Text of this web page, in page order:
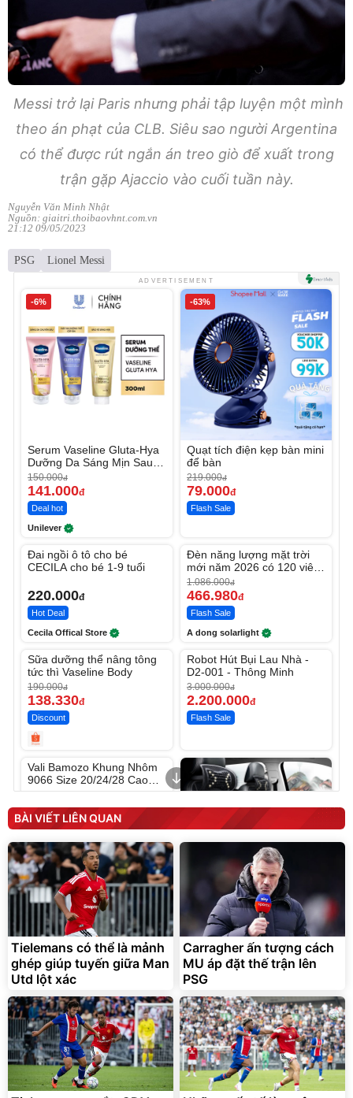
Messi trở lại Paris nhưng phải tập luyện một mình
theo án phạt của CLB. Siêu sao người Argentina
có thể được rút ngắn án treo giò để xuất trong
trận gặp Ajaccio vào cuối tuần này.
Nguyễn Văn Minh Nhật
Nguồn: giaitri.thoibaovhnt.com.vn
21:12 09/05/2023
PSG Lionel Messi
ADVERTISEMENT
-6%
Serum Vaseline Gluta-Hya
Dưỡng Da Sáng Mịn Sau 7
Ngày
150.000đ
141.000đ
Deal hot
Unilever
-63%
Quạt tích điện kẹp bàn mini
để bàn
219.000đ
79.000đ
Flash Sale
Đai ngồi ô tô cho bé
CECILA cho bé 1-9 tuổi
220.000đ
Hot Deal
Cecila Offical Store
-56%
Đèn năng lượng mặt trời
mới năm 2026 có 120 viên
LED lớn
1.086.000đ
466.980đ
Flash Sale
A dong solarlight
-27%
Sữa dưỡng thể nâng tông
tức thì Vaseline Body
190.000đ
138.330đ
Discount
-26%
Robot Hút Bụi Lau Nhà -
D2-001 - Thông Minh
3.000.000đ
2.200.000đ
Flash Sale
Vali Bamozo Khung Nhôm
9066 Size 20/24/28 Cao
Cấp
1.000.000
825.000đ
Flash Sale
Lót ghế ôtô, nâng lưng
chống nóng giúp thoải mái
trong di chuyển
295.000đ
Đã bán nhiều
BÀI VIẾT LIÊN QUAN
Tielemans có thể là mảnh
ghép giúp tuyến giữa Man
Utd lột xác
Carragher ấn tượng cách
MU áp đặt thế trận lên
PSG